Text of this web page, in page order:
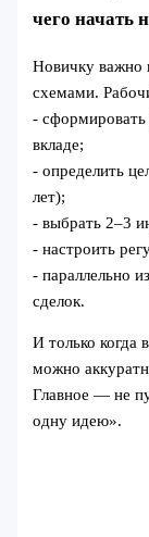
чего начать
Новичку важно
схемами.
-
вкладе;
- определить
лет);
- выбрать 2–3
- настроить
- параллельно
сделок.
И только когда
можно
Главное — не
одну идею».